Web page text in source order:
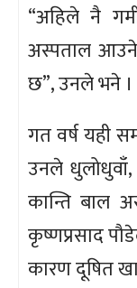
“अहिले नै
अस्पताल आउने
छ”, उनले भने ।
गत वर्ष यही
उनले धुलोधुवाँ,
कान्ति बाल
कृष्णप्रसाद
कारण दूषित